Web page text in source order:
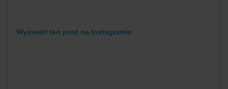
Wyświetl ten post na Instagramie